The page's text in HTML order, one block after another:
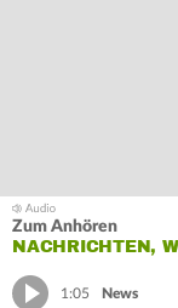
Zum Anhören
NACHRICHTEN,
1:05 News